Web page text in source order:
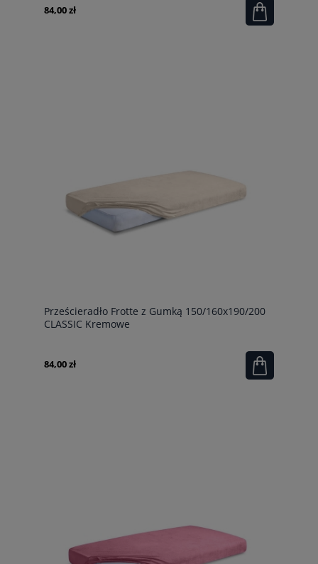
84,00 zł
Prześcieradło Frotte z Gumką 150/160x190/200
CLASSIC Kremowe
84,00 zł